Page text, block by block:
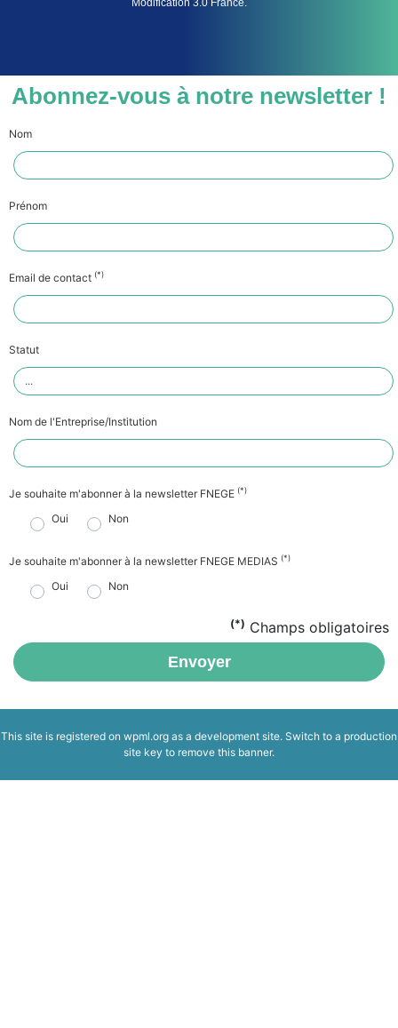
Modification 3.0 France.
Abonnez-vous à notre newsletter !
Nom
Prénom
Email de contact (*)
Statut
Nom de l'Entreprise/Institution
Je souhaite m'abonner à la newsletter FNEGE (*)
Oui Non
Je souhaite m'abonner à la newsletter FNEGE MEDIAS (*)
Oui Non
(*) Champs obligatoires
Envoyer
This site is registered on wpml.org as a development site. Switch to a production
site key to remove this banner.